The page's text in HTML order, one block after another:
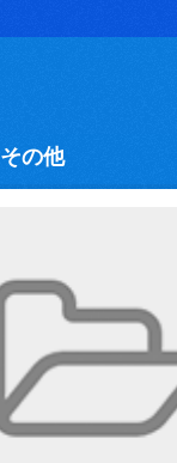
その他